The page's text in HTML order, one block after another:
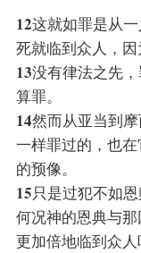
12这就如罪是从
死就临到众人，因
13没有律法之先
算罪。
14然而从亚当到
一样罪过的，也
的预像。
15只是过犯不如
何况神的恩典与
更加倍地临到众人